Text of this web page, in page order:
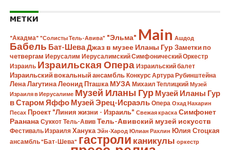
МЕТКИ
"Акадма" "Солисты Тель-Авива" "Эльма" Main Ашдод
Бабель Бат-ШеваДжаз в музее Иланы Гур Заметки по
четвергам Иерусалим Иерусалимский Симфонический Оркестр
Израиль Израильская Опера Израильский балет
Израильский вокальный ансамбль Конкурс Артура Рубинштейна
Лена Лагутина Леонид Пташка МУЗА Михаил Теплицкий Музей
Израиля в Иерусалиме Музей Иланы Гур Музей Иланы Гур
в Старом Яффо Музей Эрец-Исраэль Опера Охад Нахарин
Песах Проект "Линия жизни - Израиль" Свежая краска Симфонет
Раанана Суккот Тель-Авив Тель-Авивский музей искусств
Фестиваль Израиля Ханука Эйн-Харод Юлиан Рахлин Юлия Стоцкая
ансамбль "Бат-Шева" гастроли каникулы оркестр